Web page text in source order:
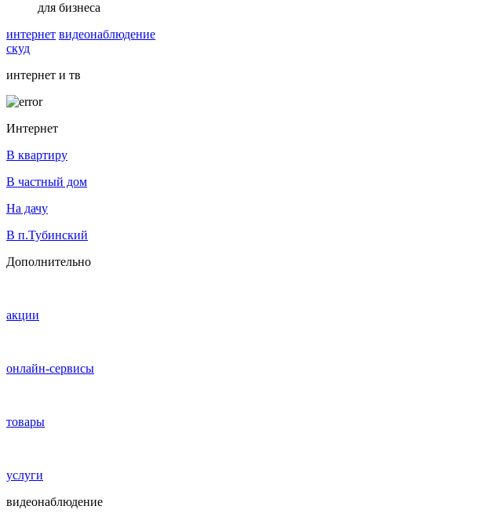
для бизнеса
интернет видеонаблюдение
скуд
интернет и тв
Интернет
В квартиру
В частный дом
На дачу
В п.Тубинский
Дополнительно
акции
онлайн-сервисы
товары
услуги
видеонаблюдение